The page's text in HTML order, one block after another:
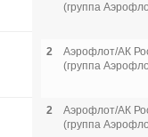
(группа
2
Аэрофлот/АК
(группа
2
Аэрофлот/АК
(группа